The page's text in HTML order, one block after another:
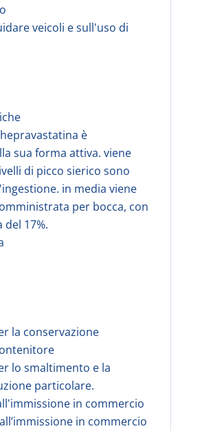
veicoli e sull'uso di
è
sua forma attiva. viene
di picco sierico sono
in media viene
per bocca, con
17%.
la conservazione
lo smaltimento e la
particolare.
in commercio
in commercio